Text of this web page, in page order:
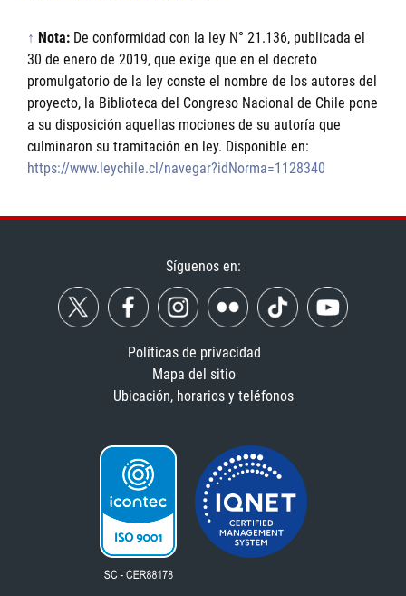
↑ Nota: De conformidad con la ley N° 21.136, publicada el
30 de enero de 2019, que exige que en el decreto
promulgatorio de la ley conste el nombre de los autores del
proyecto, la Biblioteca del Congreso Nacional de Chile pone
a su disposición aquellas mociones de su autoría que
culminaron su tramitación en ley. Disponible en:
https://www.leychile.cl/navegar?idNorma=1128340
Síguenos en:
Políticas de privacidad
Mapa del sitio
Ubicación, horarios y teléfonos